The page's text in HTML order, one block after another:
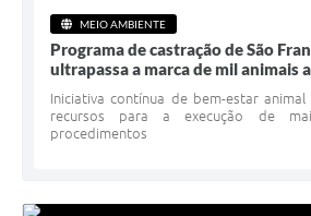
MEIO AMBIENTE
Programa de castração de São
ultrapassa a marca de mil animais
Iniciativa contínua de bem-estar
recursos para a execução de
procedimentos